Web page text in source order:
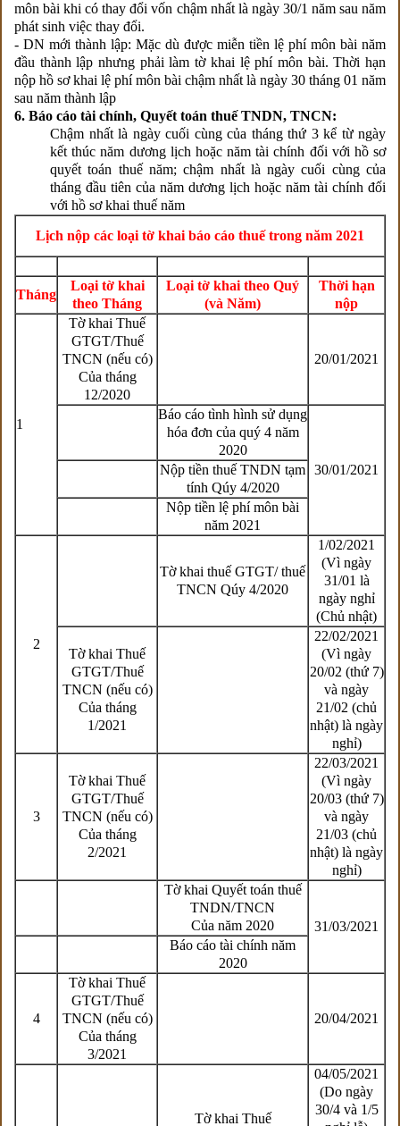
môn bài khi có thay đổi vốn chậm nhất là ngày 30/1 năm sau năm
phát sinh việc thay đổi.
- DN mới thành lập: Mặc dù được miễn tiền lệ phí môn bài năm
đầu thành lập nhưng phải làm tờ khai lệ phí môn bài. Thời hạn
nộp hồ sơ khai lệ phí môn bài chậm nhất là ngày 30 tháng 01 năm
sau năm thành lập
6. Báo cáo tài chính, Quyết toán thuế TNDN, TNCN:
Chậm nhất là ngày cuối cùng của tháng thứ 3 kể từ ngày
kết thúc năm dương lịch hoặc năm tài chính đối với hồ sơ
quyết toán thuế năm; chậm nhất là ngày cuối cùng của
tháng đầu tiên của năm dương lịch hoặc năm tài chính đối
với hồ sơ khai thuế năm
Lịch nộp các loại tờ khai báo cáo thuế trong năm 2021
Tháng
Loại tờ khai
theo Tháng
Loại tờ khai theo Quý
(và Năm)
Thời hạn
nộp
1
Tờ khai Thuế
GTGT/Thuế
TNCN (nếu có)
Của tháng
12/2020
20/01/2021
Báo cáo tình hình sử dụng
hóa đơn của quý 4 năm
2020
30/01/2021
Nộp tiền thuế TNDN tạm
tính Qúy 4/2020
Nộp tiền lệ phí môn bài
năm 2021
2
Tờ khai thuế GTGT/ thuế
TNCN Qúy 4/2020
1/02/2021
(Vì ngày
31/01 là
ngày nghỉ
(Chủ nhật)
Tờ khai Thuế
GTGT/Thuế
TNCN (nếu có)
Của tháng
1/2021
22/02/2021
(Vì ngày
20/02 (thứ 7)
và ngày
21/02 (chủ
nhật) là ngày
nghỉ)
3
Tờ khai Thuế
GTGT/Thuế
TNCN (nếu có)
Của tháng
2/2021
22/03/2021
(Vì ngày
20/03 (thứ 7)
và ngày
21/03 (chủ
nhật) là ngày
nghỉ)
Tờ khai Quyết toán thuế
TNDN/TNCN
Của năm 2020
31/03/2021
Báo cáo tài chính năm
2020
4
Tờ khai Thuế
GTGT/Thuế
TNCN (nếu có)
Của tháng
3/2021
20/04/2021
Tờ khai Thuế
04/05/2021
(Do ngày
30/4 và 1/5